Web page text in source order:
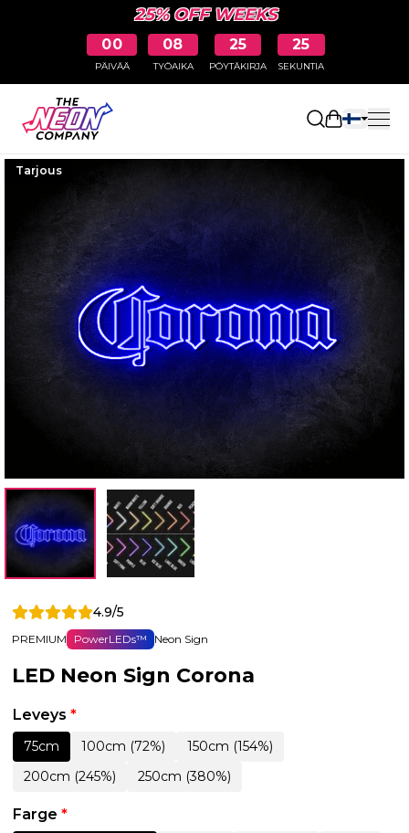
25% OFF WEEKS
00
PÄIVÄÄ
08
TYÖAIKA
25
PÖYTÄKIRJA
24
SEKUNTIA
Avaa
Tarjous
4.9/5
PREMIUM PowerLEDs™ Neon Sign
LED Neon Sign Corona
Leveys *
75cm 100cm (72%)
150cm (154%)
200cm (245%)
250cm (380%)
Farge *